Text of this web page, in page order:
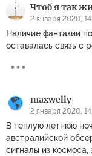
Чтоб я так
2 января 2020,
Наличие фантазии
оставалась связь с
maxwelly
2 января 2020,
В теплую летнюю
австралийской
сигналы из